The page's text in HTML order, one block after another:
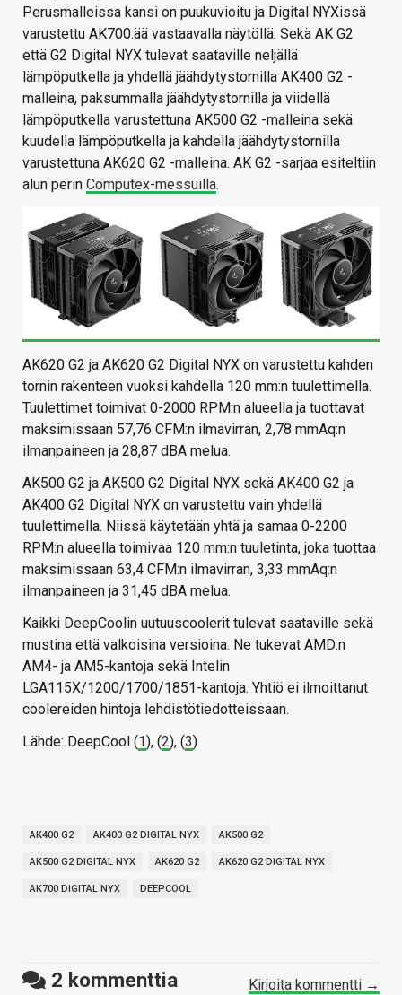
Perusmalleissa kansi on puukuvioitu ja Digital NYXissä
varustettu AK700:ää vastaavalla näytöllä. Sekä AK G2
että G2 Digital NYX tulevat saataville neljällä
lämpöputkella ja yhdellä jäähdytystornilla AK400 G2 -
malleina, paksummalla jäähdytystornilla ja viidellä
lämpöputkella varustettuna AK500 G2 -malleina sekä
kuudella lämpöputkella ja kahdella jäähdytystornilla
varustettuna AK620 G2 -malleina. AK G2 -sarjaa esiteltiin
alun perin Computex-messuilla.
AK620 G2 ja AK620 G2 Digital NYX on varustettu kahden
tornin rakenteen vuoksi kahdella 120 mm:n tuulettimella.
Tuulettimet toimivat 0-2000 RPM:n alueella ja tuottavat
maksimissaan 57,76 CFM:n ilmavirran, 2,78 mmAq:n
ilmanpaineen ja 28,87 dBA melua.
AK500 G2 ja AK500 G2 Digital NYX sekä AK400 G2 ja
AK400 G2 Digital NYX on varustettu vain yhdellä
tuulettimella. Niissä käytetään yhtä ja samaa 0-2200
RPM:n alueella toimivaa 120 mm:n tuuletinta, joka tuottaa
maksimissaan 63,4 CFM:n ilmavirran, 3,33 mmAq:n
ilmanpaineen ja 31,45 dBA melua.
Kaikki DeepCoolin uutuuscoolerit tulevat saataville sekä
mustina että valkoisina versioina. Ne tukevat AMD:n
AM4- ja AM5-kantoja sekä Intelin
LGA115X/1200/1700/1851-kantoja. Yhtiö ei ilmoittanut
coolereiden hintoja lehdistötiedotteissaan.
Lähde: DeepCool (1), (2), (3)
AK400 G2 AK400 G2 DIGITAL NYX AK500 G2
AK500 G2 DIGITAL NYX AK620 G2 AK620 G2 DIGITAL NYX
AK700 DIGITAL NYX DEEPCOOL
2 kommenttia Kirjoita kommentti →